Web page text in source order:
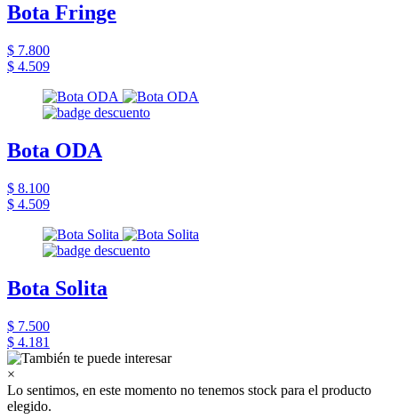
Bota Fringe
$ 7.800
$ 4.509
Bota ODA
$ 8.100
$ 4.509
Bota Solita
$ 7.500
$ 4.181
×
Lo sentimos, en este momento no tenemos stock para el producto
elegido.